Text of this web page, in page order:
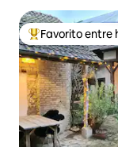
Favorito entre
Favorito entre